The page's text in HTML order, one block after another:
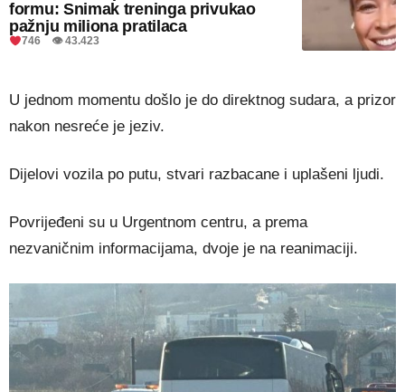
formu: Snimak treninga privukao
pažnju miliona pratilaca
746 👁 43.423
U jednom momentu došlo je do direktnog sudara, a prizor
nakon nesreće je jeziv.
Dijelovi vozila po putu, stvari razbacane i uplašeni ljudi.
Povrijeđeni su u Urgentnom centru, a prema
nezvaničnim informacijama, dvoje je na reanimaciji.